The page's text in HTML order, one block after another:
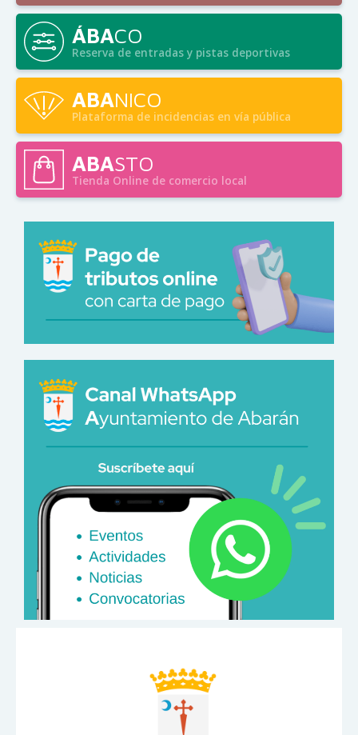
ÁBACO
Reserva de entradas y pistas deportivas
ABANICO
Plataforma de incidencias en vía pública
ABASTO
Tienda Online de comercio local